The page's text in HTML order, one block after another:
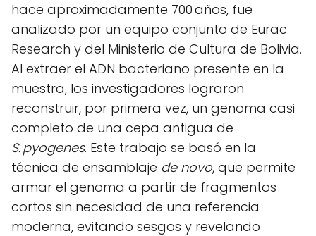
hace aproximadamente 700 años, fue
analizado por un equipo conjunto de Eurac
Research y del Ministerio de Cultura de Bolivia.
Al extraer el ADN bacteriano presente en la
muestra, los investigadores lograron
reconstruir, por primera vez, un genoma casi
completo de una cepa antigua de
S. pyogenes. Este trabajo se basó en la
técnica de ensamblaje de novo, que permite
armar el genoma a partir de fragmentos
cortos sin necesidad de una referencia
moderna, evitando sesgos y revelando